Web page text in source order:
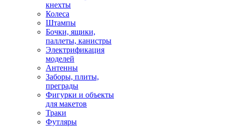
кнехты
Колеса
Штампы
Бочки, ящики,
паллеты, канистры
Электрификация
моделей
Антенны
Заборы, плиты,
преграды
Фигурки и объекты
для макетов
Траки
Футляры